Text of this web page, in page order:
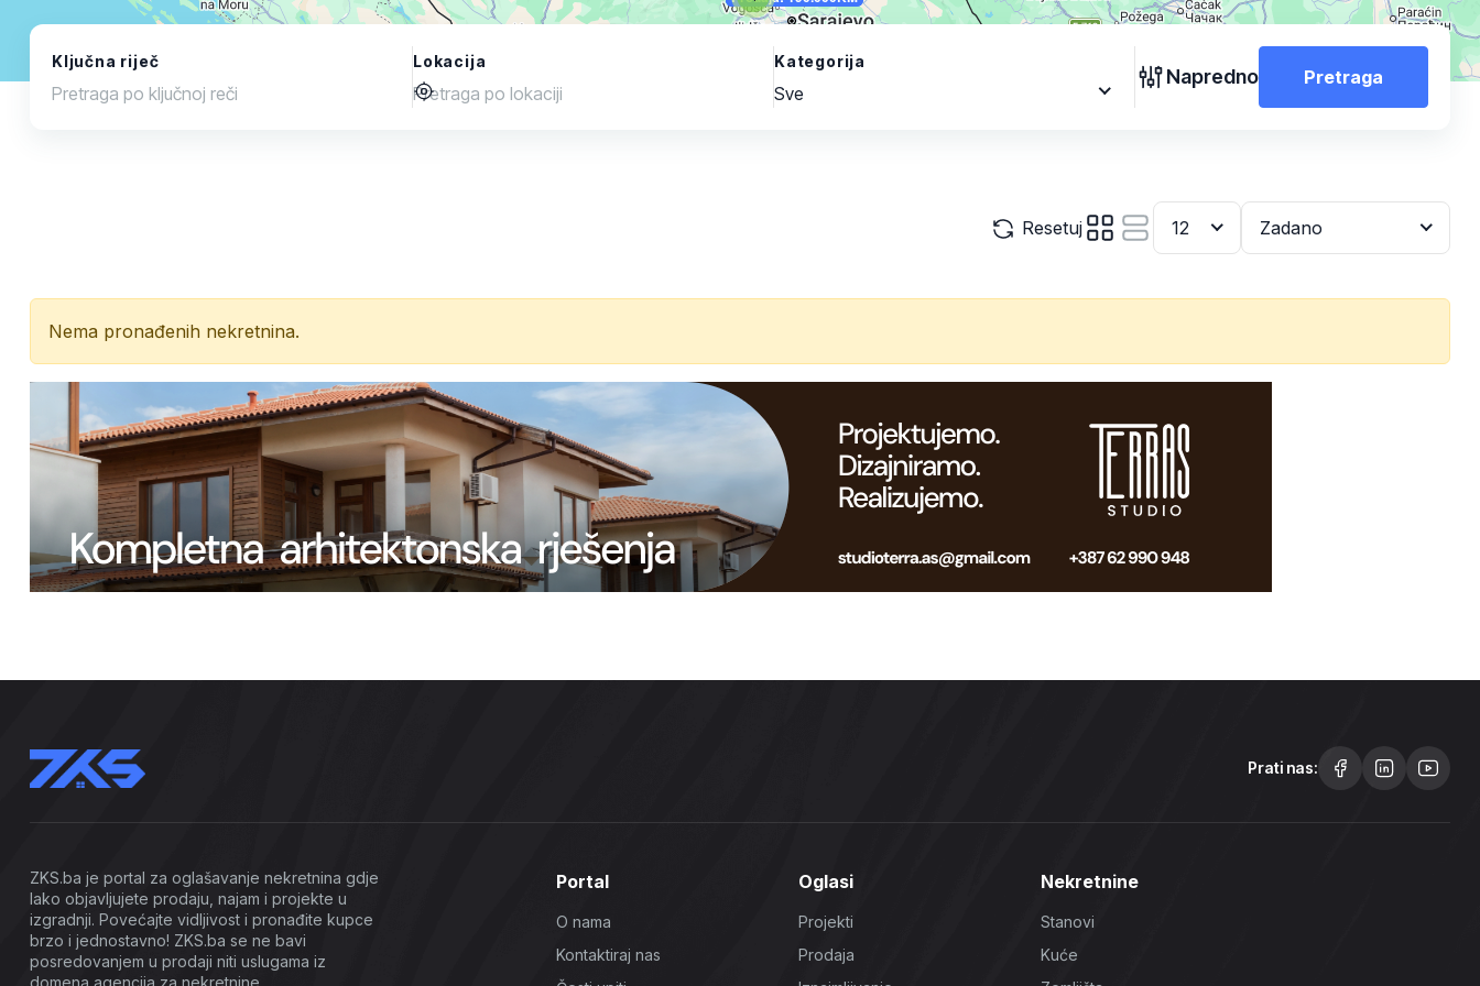
Ključna riječ Lokacija Kategorija
Sve
Napredno Pretraga
Resetuj 12 Zadano
Nema pronađenih nekretnina.
Prati nas:
ZKS.ba je portal za oglašavanje nekretnina gdje
lako objavljujete prodaju, najam i projekte u
izgradnji. Povećajte vidljivost i pronađite kupce
brzo i jednostavno! ZKS.ba se ne bavi
posredovanjem u prodaji niti uslugama iz
domena agencija za nekretnine.
Portal
O nama
Kontaktiraj nas
Oglasi
Projekti
Prodaja
Nekretnine
Stanovi
Kuće